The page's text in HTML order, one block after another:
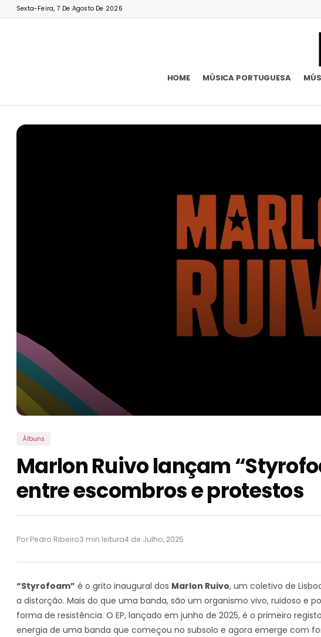
Sexta-Feira, 7 De Agosto De 2026
HOME MÚSICA PORTUGUESA
Álbuns
Marlon Ruivo lançam
entre escombros e protestos
Por Pedro Ribeiro3 min leitura4 de Julho, 2025
“Styrofoam” é o grito inaugural dos Marlon Ruivo, um coletivo de
a distorção. Mais do que uma banda, são um organismo vivo, ruidoso e
forma de resistência. O EP, lançado em junho de 2025, é o primeiro
energia de uma banda que começou no subsolo e agora emerge com